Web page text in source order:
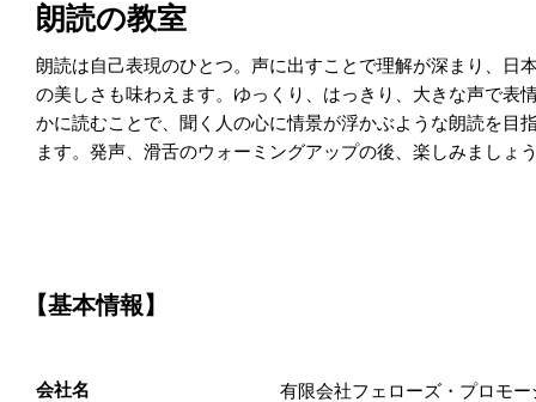
朗読の教室
朗読は自己表現のひとつ。声に出すことで理解が深まり、日
の美しさも味わえます。ゆっくり、はっきり、大きな声で表
かに読むことで、聞く人の心に情景が浮かぶような朗読を目
ます。発声、滑舌のウォーミングアップの後、楽しみましょ
【基本情報】
会社名 有限会社フェローズ・プロモー